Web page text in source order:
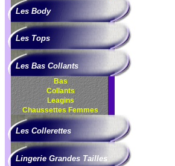
Les Body
Les Tops
Les Bas Collants
Bas
Collants
Leagins
Chaussettes Femmes
Les Collerettes
Lingerie Grandes Tailles